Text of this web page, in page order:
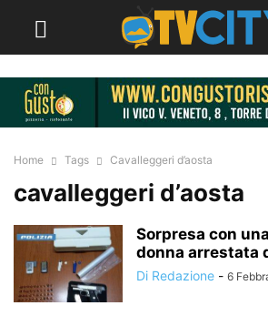
Home Tags Cavalleggeri d’aosta
cavalleggeri d’aosta
Sorpresa con
donna arrestata
Di Redazione - 6